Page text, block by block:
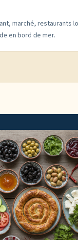
marché, restaurants
en bord de mer.